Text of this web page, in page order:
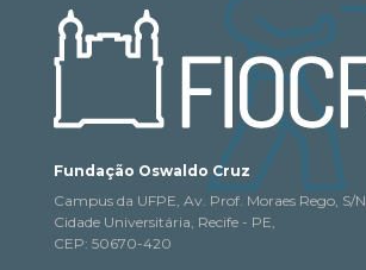
Fundação Oswaldo Cruz
Campus da UFPE, Av. Prof. Moraes Rego, S/N
Cidade Universitária, Recife - PE,
CEP: 50670-420